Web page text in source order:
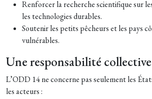
Renforcer la recherche scientifique sur
les technologies durables.
Soutenir les petits pêcheurs et les pays
vulnérables.
Une responsabilité collective
L’ODD 14 ne concerne pas seulement les
les acteurs :